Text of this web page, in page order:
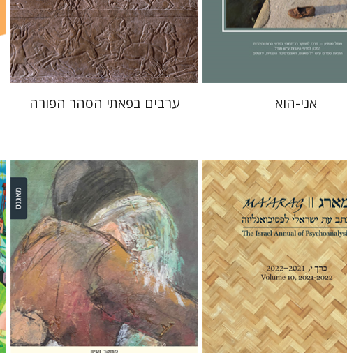
הנחת אתר ספר מודפס
$32
אני-הוא
הנחת אתר ספר מודפס
$42
$38
ערבים בפאתי הסהר הפורה
דנה אמיר
עינת שופר-אנגלהרד